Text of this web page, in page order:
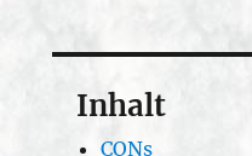
Inhalt
CONs